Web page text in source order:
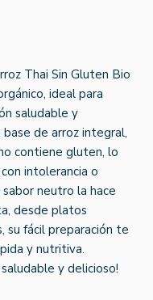
Thai Sin Gluten Bio
ideal para
saludable y
de arroz integral,
contiene gluten, lo
intolerancia o
neutro la hace
desde platos
su fácil preparación te
y nutritiva.
y delicioso!